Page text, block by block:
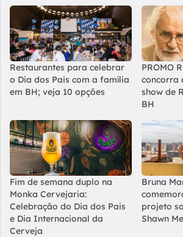
Restaurantes para celebrar
o Dia dos Pais com a família
em BH; veja 10 opções
PROMO
concorra
show de
BH
Fim de semana duplo na
Monka Cervejaria:
Celebração do Dia dos Pais
e Dia Internacional da
Cerveja
Bruna
projeto
Shawn